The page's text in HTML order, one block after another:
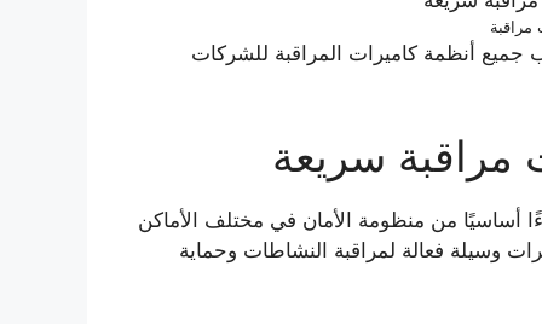
أنظمة كاميرات المراقبة للشركات
مراقبة سريعة
أساسيًا من منظومة الأمان في مختلف الأماكن
وسيلة فعالة لمراقبة النشاطات وحماية